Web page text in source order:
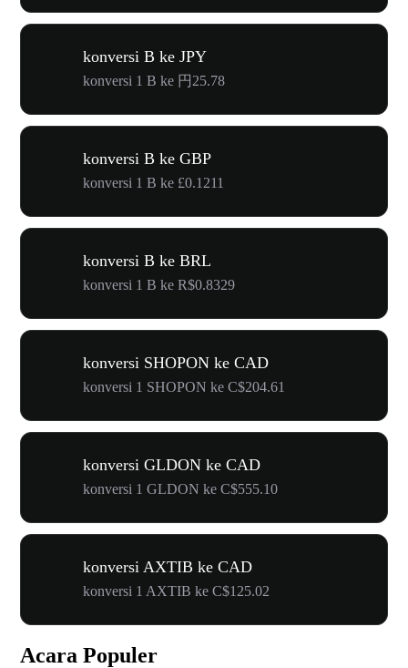
konversi B ke JPY
konversi 1 B ke 円25.78
konversi B ke GBP
konversi 1 B ke £0.1211
konversi B ke BRL
konversi 1 B ke R$0.8329
konversi SHOPON ke CAD
konversi 1 SHOPON ke C$204.61
konversi GLDON ke CAD
konversi 1 GLDON ke C$555.10
konversi AXTIB ke CAD
konversi 1 AXTIB ke C$125.02
Acara Populer